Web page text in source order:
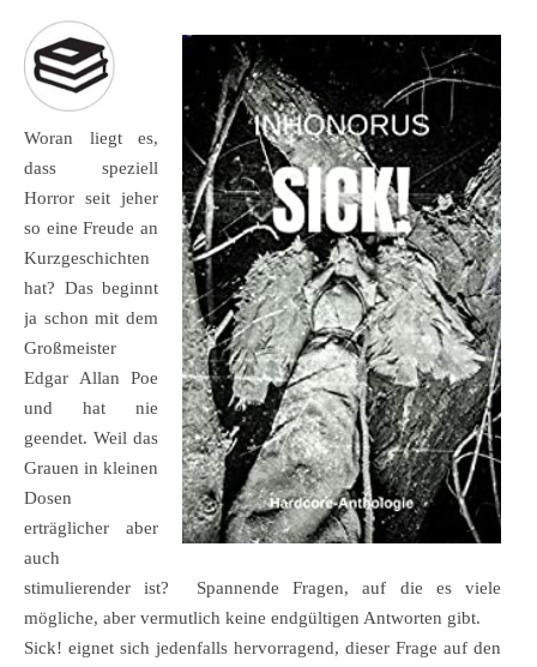
Woran liegt es,
dass speziell
Horror seit jeher
so eine Freude an
Kurzgeschichten
hat? Das beginnt
ja schon mit dem
Großmeister
Edgar Allan Poe
und hat nie
geendet. Weil das
Grauen in kleinen
Dosen
erträglicher aber
auch
stimulierender ist? Spannende Fragen, auf die es viele
mögliche, aber vermutlich keine endgültigen Antworten gibt.
Sick! eignet sich jedenfalls hervorragend, dieser Frage auf den